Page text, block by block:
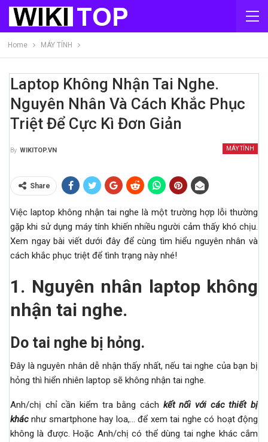
Home MÁY TÍNH
Laptop Không Nhận Tai Nghe.
Nguyên Nhân Và Cách Khắc Phục
Triệt Để Cực Kì Đơn Giản
MÁY TÍNH
By WIKITOP.VN
Share
Việc laptop không nhận tai nghe là một trường hợp lỗi thường
gặp khi sử dụng máy tính khiến nhiều người cảm thấy khó chịu.
Xem ngay bài viết dưới đây để cùng tìm hiểu nguyên nhân và
cách khắc phục triệt để tình trạng này nhé!
1. Nguyên nhân laptop không
nhận tai nghe.
Do tai nghe bị hỏng.
Đây là nguyên nhân dễ nhận thấy nhất, nếu tai nghe của bạn bị
hỏng thì hiển nhiên laptop sẽ không nhận tai nghe.
Anh/chị chỉ cần kiểm tra bằng cách kết nối với các thiết bị
khác như smartphone hay loa,… để xem tai nghe có hoạt động
không là được. Hoặc Anh/chị có thể dùng tai nghe khác cắm